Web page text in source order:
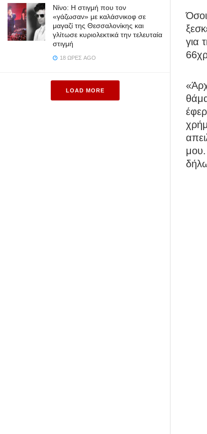
Νίνο: Η στιγμή που τον
«γάζωσαν» με καλάσνικοφ σε
μαγαζί της Θεσσαλονίκης και
γλίτωσε κυριολεκτικά την τελευταία
στιγμή
18 ΏΡΕΣ AGO
LOAD MORE
για